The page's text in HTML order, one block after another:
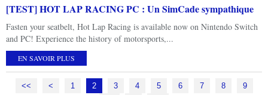
[TEST] HOT LAP RACING PC : Un SimCade sympathique
Fasten your seatbelt, Hot Lap Racing is available now on Nintendo Switch
and PC! Experience the history of motorsports,...
EN SAVOIR PLUS
<< < 1 2 3 4 5 6 7 8
9